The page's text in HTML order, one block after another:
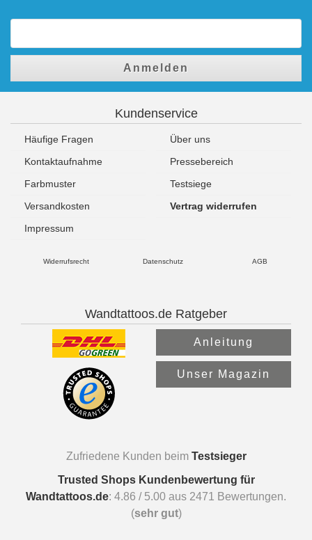
Anmelden
Kundenservice
Häufige Fragen
Über uns
Kontaktaufnahme
Pressebereich
Farbmuster
Testsiege
Versandkosten
Vertrag widerrufen
Impressum
Widerrufsrecht Datenschutz AGB
Wandtattoos.de Ratgeber
Anleitung
Unser Magazin
Zufriedene Kunden beim Testsieger
Trusted Shops Kundenbewertung für
Wandtattoos.de: 4.86 / 5.00 aus 2471
Bewertungen.
(sehr gut)